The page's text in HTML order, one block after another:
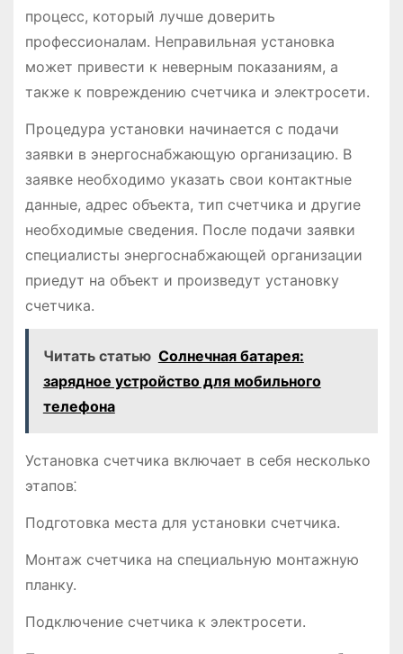
процесс, который лучше доверить
профессионалам. Неправильная установка
может привести к неверным показаниям, а
также к повреждению счетчика и электросети.
Процедура установки начинается с подачи
заявки в энергоснабжающую организацию. В
заявке необходимо указать свои контактные
данные, адрес объекта, тип счетчика и другие
необходимые сведения. После подачи заявки
специалисты энергоснабжающей организации
приедут на объект и произведут установку
счетчика.
Читать статью Солнечная батарея:
зарядное устройство для мобильного
телефона
Установка счетчика включает в себя несколько
этапов⁚
Подготовка места для установки счетчика.
Монтаж счетчика на специальную монтажную
планку.
Подключение счетчика к электросети.